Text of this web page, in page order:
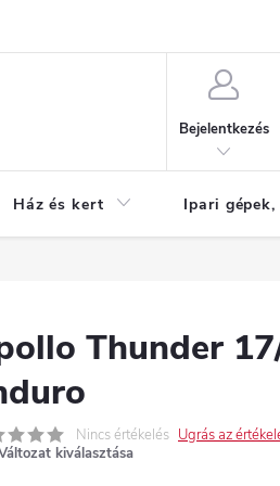
Bejelentkezés
Ház és kert Ipari
Thunder
Nincs értékelés Ugrás az
kiválasztása